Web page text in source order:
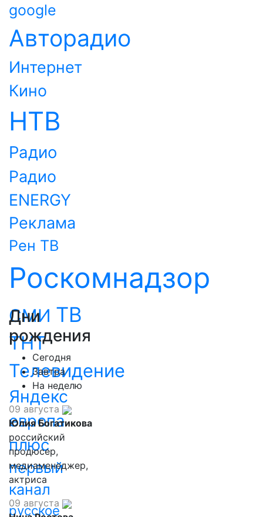
google
Авторадио
Интернет
Кино
НТВ
Радио
Радио
ENERGY
Реклама
Рен ТВ
Роскомнадзор
СМИ ТВ
ТНТ
Телевидение
Яндекс
европа
плюс
первый
канал
русское
Дни
рождения
Сегодня
Завтра
На неделю
09 августа
Юлия Богатикова
российский
продюсер,
медиаменеджер,
актриса
09 августа